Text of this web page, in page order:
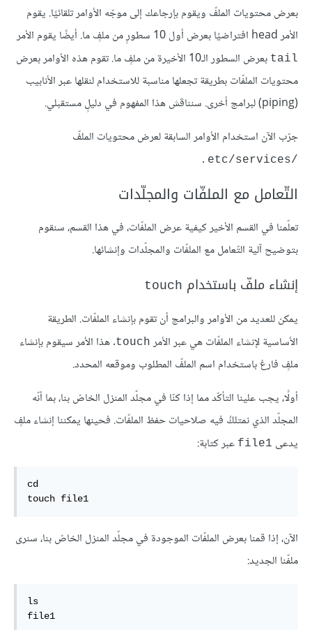
بعرض محتويات الملفّ ويقوم بإرجاعك إلى موجّه الأوامر تلقائيًا. يقوم
الأمر head افتراضيًا بعرض أول 10 سطورٍ من ملفٍ ما. أيضًا يقوم الأمر
tail
بعرض السطور الـ10 الأخيرة من ملفٍ ما. تقوم هذه الأوامر بعرض
محتويات الملفّات بطريقة تجعلها مناسبة للاستخدام لنقلها عبر الأنابيب
(piping) لبرامج أخرى. سنناقش هذا المفهوم في دليلٍ مستقبلي.
جرّب الآن استخدام الأوامر السابقة لعرض محتويات الملفّ
/etc/services
.
التّعامل مع الملفّات والمجلّدات
تعلّمنا في القسم الأخير كيفية عرض الملفّات، في هذا القسم، سنقوم
بتوضيح آلية التّعامل مع الملفّات والمجلّدات وإنشائها.
إنشاء ملفّ باستخدام touch
يمكن للعديد من الأوامر والبرامج أن تقوم بإنشاء الملفّات. الطريقة
الأساسية لإنشاء الملفّات هي عبر الأمر touch. هذا الأمر سيقوم بإنشاء
ملفٍ فارغ باستخدام اسم الملفّ المطلوب وموقعه المحدد.
أولًا، يجب علينا التأكّد مما إذا كنّا في مجلّد المنزل الخاصّ بنا، بما أنّه
المجلّد الذي نمتلكُ فيه صلاحيات حفظ الملفّات. فحينها يمكننا إنشاء ملفٍ
يدعى file1 عبر كتابة:
cd
touch file1
الآن، إذا قمنا بعرض الملفّات الموجودة في مجلّد المنزل الخاصّ بنا، سنرى
ملفّنا الجديد:
ls
file1